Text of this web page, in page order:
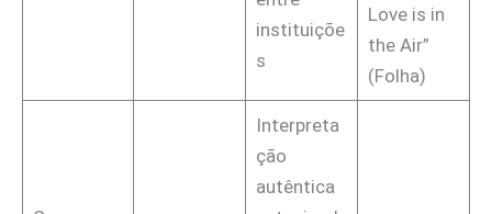
instituiçõe
s
Love is in
the Air”
(Folha)
Interpreta
ção
autêntica